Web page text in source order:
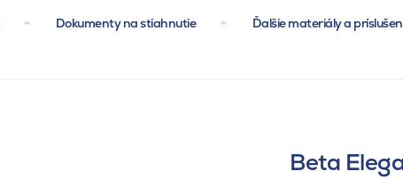
Dokumenty na stiahnutie Ďalšie materiály a
Beta